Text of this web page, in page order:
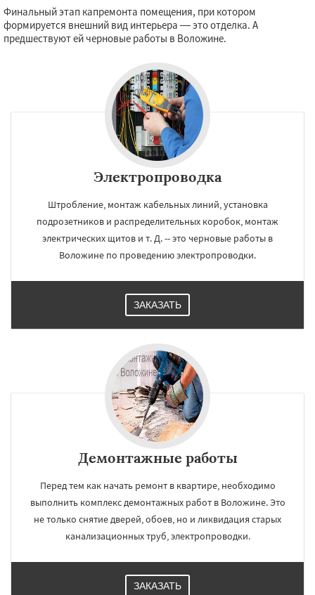
Копыль Крупки Мядель
Финальный этап капремонта помещения, при котором
формируется внешний вид интерьера — это отделка. А
предшествуют ей черновые работы в Воложине.
Электропроводка
Штробление, монтаж кабельных линий, установка
подрозетников и распределительных коробок, монтаж
электрических щитов и т. Д. -- это черновые работы в
Воложине по проведению электропроводки.
ЗАКАЗАТЬ
Демонтажные работы
Перед тем как начать ремонт в квартире, необходимо
выполнить комплекс демонтажных работ в Воложине. Это
не только снятие дверей, обоев, но и ликвидация старых
канализационных труб, электропроводки.
ЗАКАЗАТЬ
УЗНАТЬ ПОДРОБНЕЕ